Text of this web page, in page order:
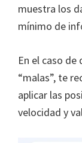
muestra los
mínimo de
En el caso de
“malas”, te
aplicar las
velocidad y